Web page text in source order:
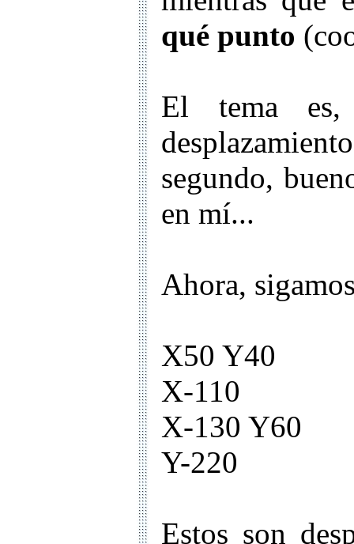
qué punto
El tema
segundo,
en mí...
Ahora,
X50 Y40
X-110
X-130 Y60
Y-220
Estos son